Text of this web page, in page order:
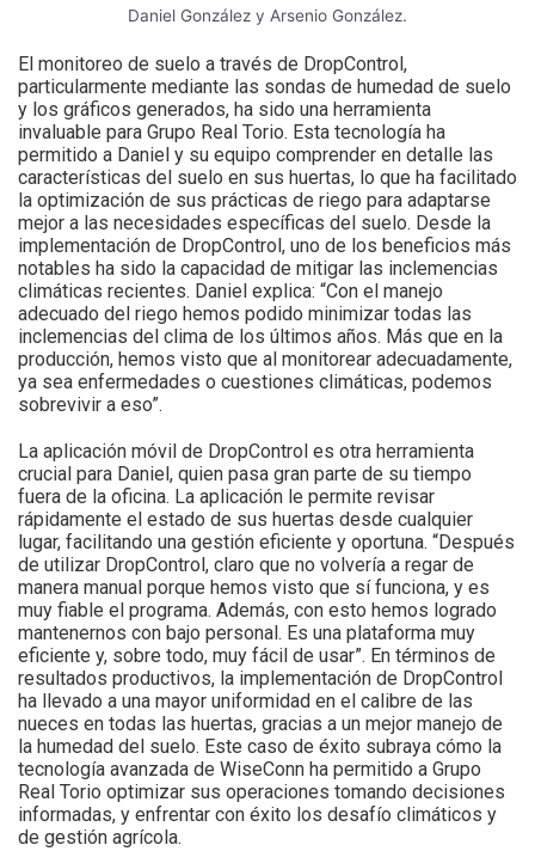
Daniel González y Arsenio González.
El monitoreo de suelo a través de DropControl,
particularmente mediante las sondas de humedad de suelo
y los gráficos generados, ha sido una herramienta
invaluable para Grupo Real Torio. Esta tecnología ha
permitido a Daniel y su equipo comprender en detalle las
características del suelo en sus huertas, lo que ha facilitado
la optimización de sus prácticas de riego para adaptarse
mejor a las necesidades específicas del suelo. Desde la
implementación de DropControl, uno de los beneficios más
notables ha sido la capacidad de mitigar las inclemencias
climáticas recientes. Daniel explica: “Con el manejo
adecuado del riego hemos podido minimizar todas las
inclemencias del clima de los últimos años. Más que en la
producción, hemos visto que al monitorear adecuadamente,
ya sea enfermedades o cuestiones climáticas, podemos
sobrevivir a eso”.
La aplicación móvil de DropControl es otra herramienta
crucial para Daniel, quien pasa gran parte de su tiempo
fuera de la oficina. La aplicación le permite revisar
rápidamente el estado de sus huertas desde cualquier
lugar, facilitando una gestión eficiente y oportuna. “Después
de utilizar DropControl, claro que no volvería a regar de
manera manual porque hemos visto que sí funciona, y es
muy fiable el programa. Además, con esto hemos logrado
mantenernos con bajo personal. Es una plataforma muy
eficiente y, sobre todo, muy fácil de usar”. En términos de
resultados productivos, la implementación de DropControl
ha llevado a una mayor uniformidad en el calibre de las
nueces en todas las huertas, gracias a un mejor manejo de
la humedad del suelo. Este caso de éxito subraya cómo la
tecnología avanzada de WiseConn ha permitido a Grupo
Real Torio optimizar sus operaciones tomando decisiones
informadas, y enfrentar con éxito los desafío climáticos y
de gestión agrícola.